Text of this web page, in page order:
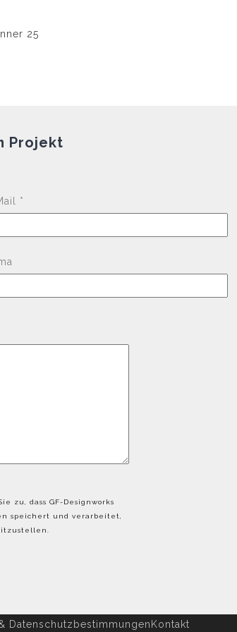
Projekt
*
zu, dass GF-Designworks
speichert und verarbeitet,
Datenschutzbestimmungen Kontakt